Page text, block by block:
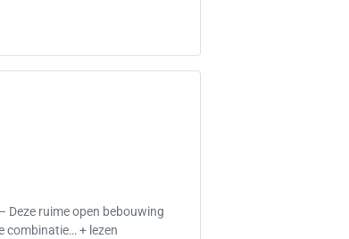
Deze ruime open bebouwing
combinatie… + lezen